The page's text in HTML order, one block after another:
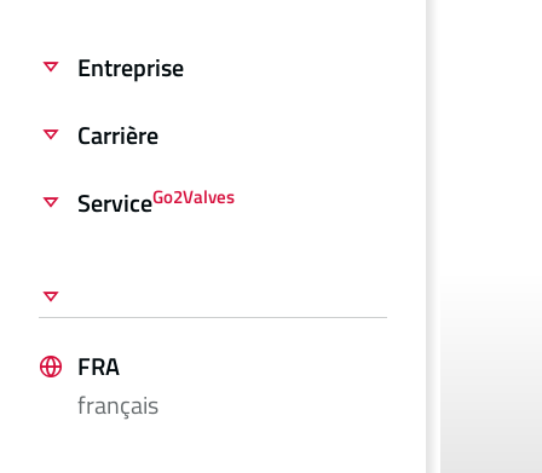
Entreprise
Carrière
ServiceGo2Valves
FRA
français